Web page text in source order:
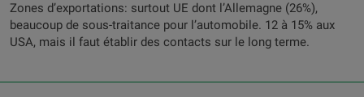
Zones d’exportations: surtout UE dont l’Allemagne (26%),
beaucoup de sous-traitance pour l’automobile. 12 à 15% aux
USA, mais il faut établir des contacts sur le long terme.